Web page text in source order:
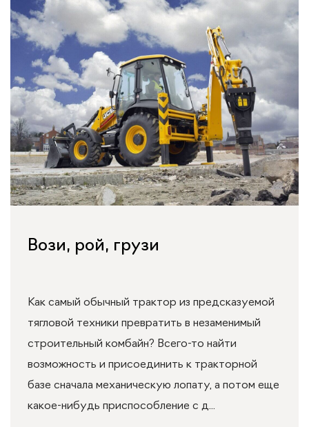
Вози, рой, грузи
Как самый обычный трактор из предсказуемой
тягловой техники превратить в незаменимый
строительный комбайн? Всего-то найти
возможность и присоединить к тракторной
базе сначала механическую лопату, а потом еще
какое-нибудь приспособление с д...